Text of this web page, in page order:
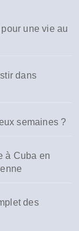
une vie au
dans
semaines ?
à Cuba en
des